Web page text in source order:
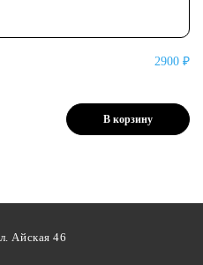
2900 ₽
В корзину
Айская 46